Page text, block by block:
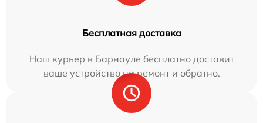
Бесплатная доставка
Наш курьер в Барнауле бесплатно доставит
ваше устройство на ремонт и обратно.